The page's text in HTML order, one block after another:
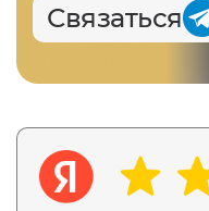
Связаться